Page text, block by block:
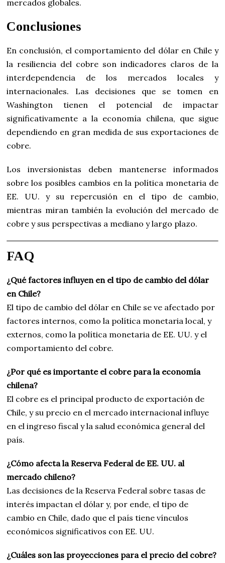
mercados globales.
Conclusiones
En conclusión, el comportamiento del dólar en Chile y
la resiliencia del cobre son indicadores claros de la
interdependencia de los mercados locales y
internacionales. Las decisiones que se tomen en
Washington tienen el potencial de impactar
significativamente a la economía chilena, que sigue
dependiendo en gran medida de sus exportaciones de
cobre.
Los inversionistas deben mantenerse informados
sobre los posibles cambios en la política monetaria de
EE. UU. y su repercusión en el tipo de cambio,
mientras miran también la evolución del mercado de
cobre y sus perspectivas a mediano y largo plazo.
FAQ
¿Qué factores influyen en el tipo de cambio del dólar
en Chile?
El tipo de cambio del dólar en Chile se ve afectado por
factores internos, como la política monetaria local, y
externos, como la política monetaria de EE. UU. y el
comportamiento del cobre.
¿Por qué es importante el cobre para la economía
chilena?
El cobre es el principal producto de exportación de
Chile, y su precio en el mercado internacional influye
en el ingreso fiscal y la salud económica general del
país.
¿Cómo afecta la Reserva Federal de EE. UU. al
mercado chileno?
Las decisiones de la Reserva Federal sobre tasas de
interés impactan el dólar y, por ende, el tipo de
cambio en Chile, dado que el país tiene vínculos
económicos significativos con EE. UU.
¿Cuáles son las proyecciones para el precio del cobre?